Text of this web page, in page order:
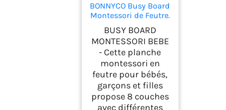
BONNYCO Busy Board
Montessori de Feutre.
Jouet Montessori
Educatif, Malette
Busy Book Motricité
Fine. Jouets d'Activité
et de Développement,
Cadeau Enfant
Garcon Fille 1 2 3 4 5
6 Anniversaire Noel
BUSY BOARD
MONTESSORI BEBE
- Cette planche
montessori en
feutre pour bébés,
garçons et filles
propose 8 couches
avec différentes